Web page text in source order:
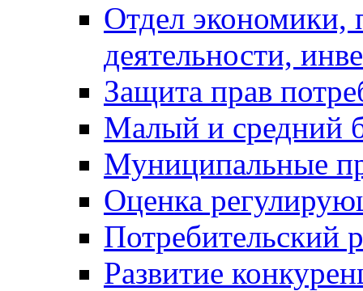
Отдел экономики,
деятельности,
Защита прав
Малый и средний
Муниципальные
Оценка
Потребительский
Развитие